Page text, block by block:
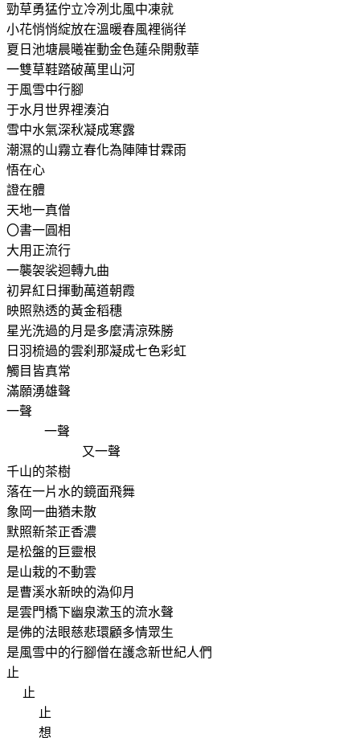
勁草勇猛佇立冷冽北風中凍就
小花悄悄綻放在溫暖春風裡徜徉
夏日池塘晨曦崔動金色蓮朵開敷華
一雙草鞋踏破萬里山河
于風雪中行腳
于水月世界裡湊泊
雪中水氣深秋凝成寒露
潮濕的山霧立春化為陣陣甘霖雨
悟在心
證在體
天地一真僧
〇書一圓相
大用正流行
一襲袈裟迴轉九曲
初昇紅日揮動萬道朝霞
映照熟透的黃金稻穗
星光洗過的月是多麼清涼殊勝
日羽梳過的雲刹那凝成七色彩虹
觸目皆真常
滿願湧雄聲
一聲
一聲
又一聲
千山的茶樹
落在一片水的鏡面飛舞
象岡一曲猶未散
默照新茶正香濃
是松盤的巨靈根
是山栽的不動雲
是曹溪水新映的溈仰月
是雲門橋下幽泉漱玉的流水聲
是佛的法眼慈悲環顧多情眾生
是風雪中的行腳僧在護念新世紀人們
止
止
止
想